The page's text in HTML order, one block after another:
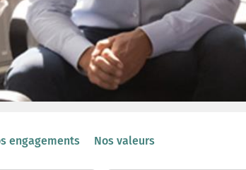
engagements Nos valeurs